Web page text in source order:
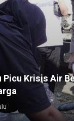
Kapolres